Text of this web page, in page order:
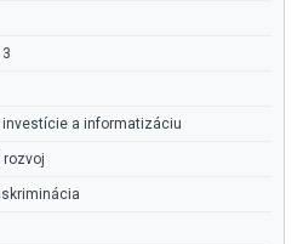
investície a informatizáciu
rozvoj